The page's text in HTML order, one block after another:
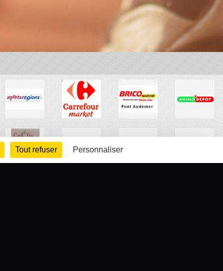
Tout refuser Personnaliser